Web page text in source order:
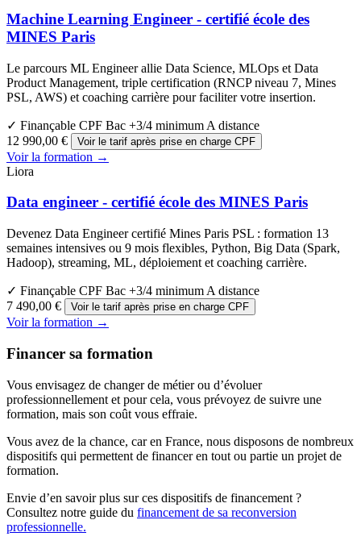
Machine Learning Engineer - certifié école des
MINES Paris
Le parcours ML Engineer allie Data Science, MLOps et Data
Product Management, triple certification (RNCP niveau 7, Mines
PSL, AWS) et coaching carrière pour faciliter votre insertion.
✓ Finançable CPF Bac +3/4 minimum A distance
12 990,00 €
Voir le tarif après prise en charge CPF
Voir la formation →
Liora
Data engineer - certifié école des MINES Paris
Devenez Data Engineer certifié Mines Paris PSL : formation 13
semaines intensives ou 9 mois flexibles, Python, Big Data (Spark,
Hadoop), streaming, ML, déploiement et coaching carrière.
✓ Finançable CPF Bac +3/4 minimum A distance
7 490,00 €
Voir le tarif après prise en charge CPF
Voir la formation →
Financer sa formation
Vous envisagez de changer de métier ou d’évoluer
professionnellement et pour cela, vous prévoyez de suivre une
formation, mais son coût vous effraie.
Vous avez de la chance, car en France, nous disposons de nombreux
dispositifs qui permettent de financer en tout ou partie un projet de
formation.
Envie d’en savoir plus sur ces dispositifs de financement ?
Consultez notre guide du financement de sa reconversion
professionnelle.